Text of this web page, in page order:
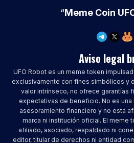
“Meme Coin
Aviso legal
UFO Robot es un meme token
exclusivamente con fines simbólicos y
valor intrínseco, no ofrece garantías
expectativas de beneficio. No es
asesoramiento financiero y no está
marca ni institución oficial. El meme
afiliado, asociado, respaldado ni
editor, titular de derechos ni entidad